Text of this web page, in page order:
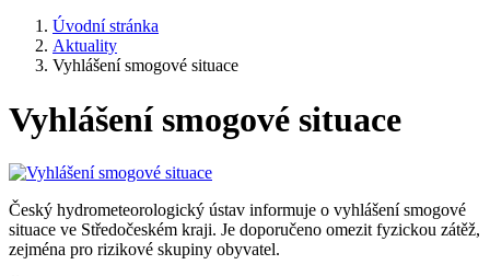
Úvodní stránka
Aktuality
Vyhlášení smogové situace
Vyhlášení smogové situace
Český hydrometeorologický ústav informuje o vyhlášení smogové
situace ve Středočeském kraji. Je doporučeno omezit fyzickou zátěž,
zejména pro rizikové skupiny obyvatel.